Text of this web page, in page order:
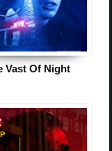
Vast Оf Night